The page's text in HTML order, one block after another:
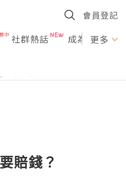
會員登記
社群熱話 成為U更多
賠錢？